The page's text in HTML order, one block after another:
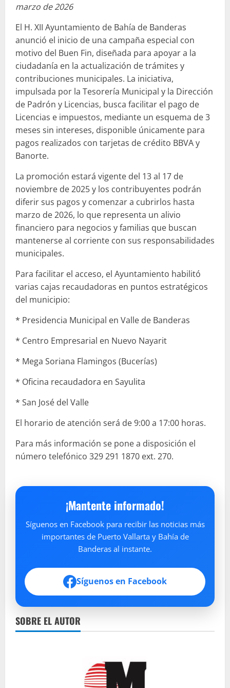
marzo de 2026
El H. XII Ayuntamiento de Bahía de Banderas
anunció el inicio de una campaña especial con
motivo del Buen Fin, diseñada para apoyar a la
ciudadanía en la actualización de trámites y
contribuciones municipales. La iniciativa,
impulsada por la Tesorería Municipal y la Dirección
de Padrón y Licencias, busca facilitar el pago de
Licencias e impuestos, mediante un esquema de 3
meses sin intereses, disponible únicamente para
pagos realizados con tarjetas de crédito BBVA y
Banorte.
La promoción estará vigente del 13 al 17 de
noviembre de 2025 y los contribuyentes podrán
diferir sus pagos y comenzar a cubrirlos hasta
marzo de 2026, lo que representa un alivio
financiero para negocios y familias que buscan
mantenerse al corriente con sus responsabilidades
municipales.
Para facilitar el acceso, el Ayuntamiento habilitó
varias cajas recaudadoras en puntos estratégicos
del municipio:
* Presidencia Municipal en Valle de Banderas
* Centro Empresarial en Nuevo Nayarit
* Mega Soriana Flamingos (Bucerías)
* Oficina recaudadora en Sayulita
* San José del Valle
El horario de atención será de 9:00 a 17:00 horas.
Para más información se pone a disposición el
número telefónico 329 291 1870 ext. 270.
¡Mantente informado!
Síguenos en Facebook para recibir las noticias más
importantes de Puerto Vallarta y Bahía de
Banderas al instante.
Síguenos en Facebook
SOBRE EL AUTOR